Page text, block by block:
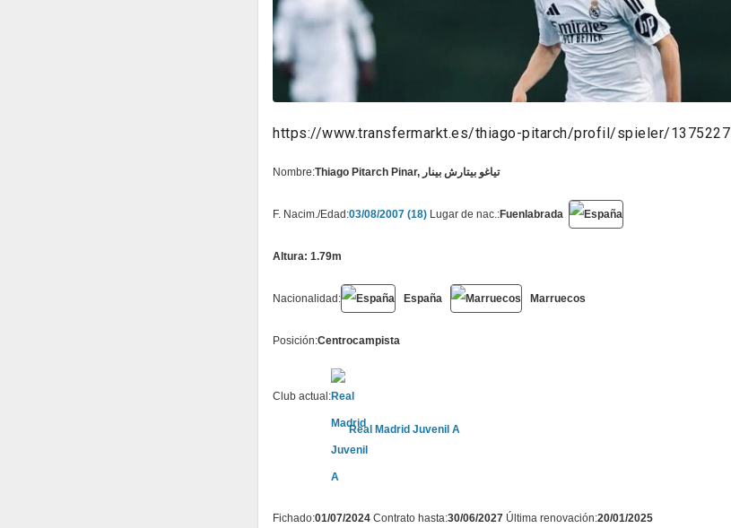
https://www.transfermarkt.es/thiago-pitarch/profil/spieler/1375227
Nombre: Thiago Pitarch Pinar, تياغو بيتارش بينار
F. Nacim./Edad:03/08/2007 (18) Lugar de nac.:Fuenlabrada
Altura: 1.79m
Nacionalidad: España Marruecos
Posición:Centrocampista
Club actual:
Real Madrid Juvenil A
Fichado:01/07/2024 Contrato hasta:30/06/2027 Última renovación:20/01/2025